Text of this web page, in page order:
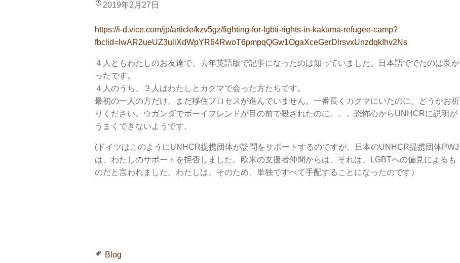
2019年2月27日
https://i-d.vice.com/jp/article/kzv5gz/fighting-for-lgbti-rights-in-kakuma-refugee-camp?
fbclid=IwAR2ueUZ3uliXdWpYR64RwoT6pmpqQGw1OgaXceGerDlrsvxUnzdqkIhv2Ns
４人ともわたしのお友達で、去年英語版で記事になったのは知っていました。日本語ででたのは良か
ったです。
４人のうち、３人はわたしとカクマで会った方たちです。
最初の一人の方だけ、まだ移住プロセスが進んでいません。一番長くカクマにいたのに。どうかお祈
りください。ウガンダでボーイフレンドが目の前で殺されたのに。。。恐怖心からUNHCRに説明が
うまくできないようです。
(ドイツはこのようにUNHCR提携団体が訪問をサポートするのですが、日本のUNHCR提携団体PWJ
は、わたしのサポートを拒否しました。欧米の支援者仲間からは、それは、LGBTへの偏見によるも
のだと言われました。わたしは、そのため、単独ですべて手配することになったのです）
Blog